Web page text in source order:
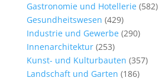
Gastronomie und Hotellerie(582)
Gesundheitswesen (429)
Industrie und Gewerbe(290)
Innenarchitektur(253)
Kunst- und Kulturbauten (357)
Landschaft und Garten (186)